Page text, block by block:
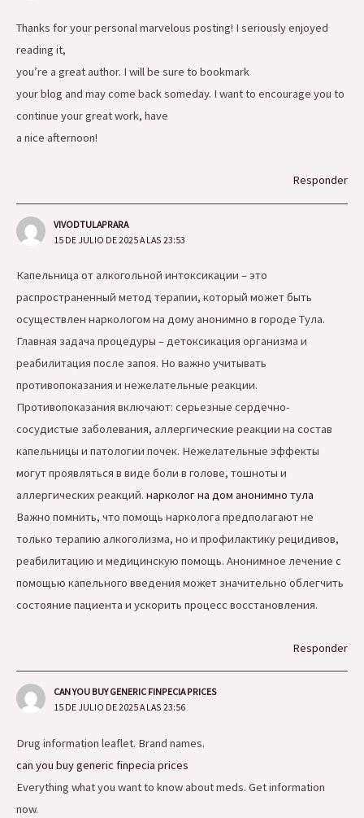
Thanks for your personal marvelous posting! I seriously enjoyed
reading it,
you’re a great author. I will be sure to bookmark
your blog and may come back someday. I want to encourage you to
continue your great work, have
a nice afternoon!
Responder
VIVODTULAPRARA
15 DE JULIO DE 2025 A LAS 23:53
Капельница от алкогольной интоксикации – это
распространенный метод терапии, который может быть
осуществлен наркологом на дому анонимно в городе Тула.
Главная задача процедуры – детоксикация организма и
реабилитация после запоя. Но важно учитывать
противопоказания и нежелательные реакции.
Противопоказания включают: серьезные сердечно-
сосудистые заболевания, аллергические реакции на состав
капельницы и патологии почек. Нежелательные эффекты
могут проявляться в виде боли в голове, тошноты и
аллергических реакций. нарколог на дом анонимно тула
Важно помнить, что помощь нарколога предполагают не
только терапию алкоголизма, но и профилактику рецидивов,
реабилитацию и медицинскую помощь. Анонимное лечение с
помощью капельного введения может значительно облегчить
состояние пациента и ускорить процесс восстановления.
Responder
CAN YOU BUY GENERIC FINPECIA PRICES
15 DE JULIO DE 2025 A LAS 23:56
Drug information leaflet. Brand names.
can you buy generic finpecia prices
Everything what you want to know about meds. Get information
now.